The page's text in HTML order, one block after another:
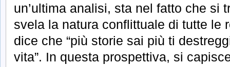
un’ultima analisi, sta nel fatto che si
svela la natura conflittuale di tutte le
dice che “più storie sai più ti
vita”. In questa prospettiva, si